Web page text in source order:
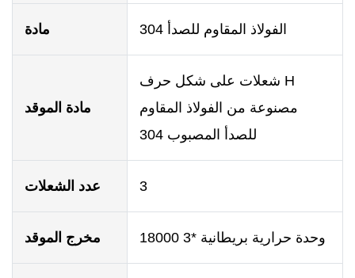
مادة 304 الفولاذ المقاوم للصدأ
مادة الموقد
شعلات على شكل حرف H
مصنوعة من الفولاذ المقاوم
للصدأ المصبوب 304
عدد الشعلات 3
مخرج الموقد 18000 وحدة حرارية بريطانية *3